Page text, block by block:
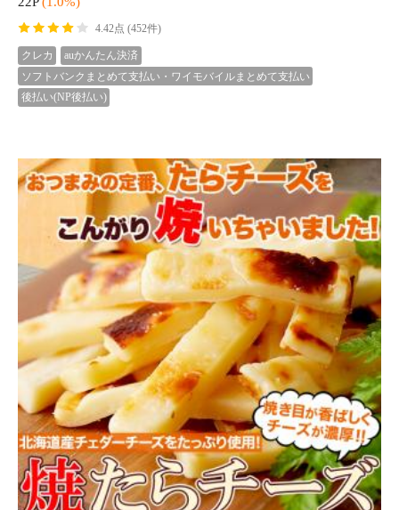
宍道湖産 大粒 しじみ 冷凍1kg獲れたてを急速冷凍！身が
大きくてプリプリ！冷凍A pre
3,980円（税込*）
送料無
料
39P (1.0%)